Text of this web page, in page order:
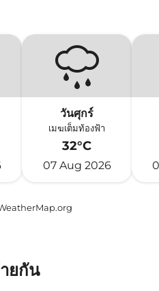
วันศุกร์
เมฆเต็มท้องฟ้า
32°C
07 Aug 2026
ยกัน